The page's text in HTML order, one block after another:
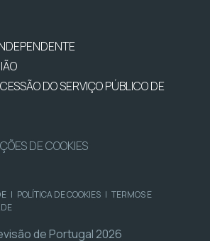
DO SERVIÇO PÚBLICO DE
DE COOKIES
| POLÍTICA DE COOKIES | TERMOS E
de Portugal 2026